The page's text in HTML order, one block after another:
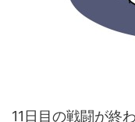
11日目の戦闘が終